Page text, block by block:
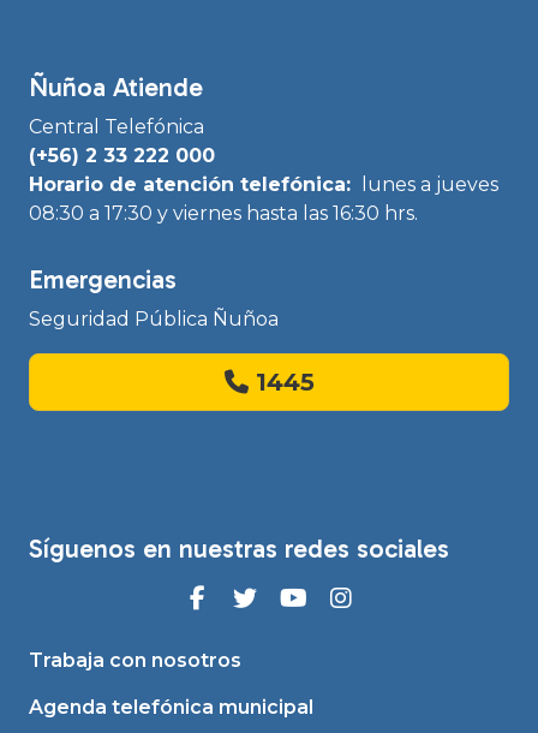
Ñuñoa Atiende
Central Telefónica
(+56) 2 33 222 000
Horario de atención telefónica:
lunes a jueves
08:30 a 17:30 y viernes hasta las 16:30 hrs.
Emergencias
Seguridad Pública Ñuñoa
1445
Síguenos en nuestras redes sociales
Trabaja con nosotros
Agenda telefónica municipal